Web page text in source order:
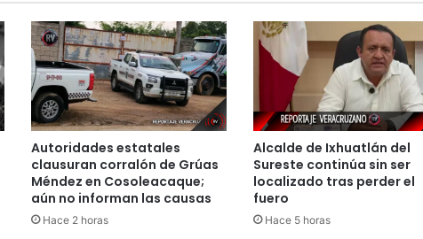
Autoridades estatales
clausuran corralón de Grúas
Méndez en Cosoleacaque;
aún no informan las causas
Hace 2 horas
Alcalde de Ixhuatlán del
Sureste continúa sin ser
localizado tras perder el
fuero
Hace 5 horas